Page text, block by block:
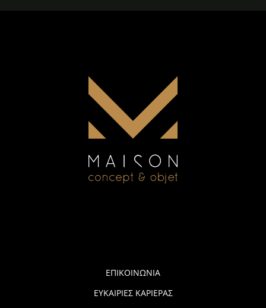
ΕΠΙΚΟΙΝΩΝΙΑ
ΕΥΚΑΙΡΙΕΣ ΚΑΡΙΕΡΑΣ